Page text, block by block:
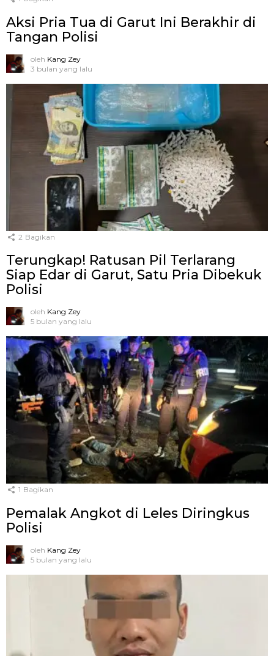
Aksi Pria Tua di Garut Ini Berakhir di
Tangan Polisi
oleh Kang Zey
3 bulan yang lalu
2 Bagikan
Terungkap! Ratusan Pil Terlarang
Siap Edar di Garut, Satu Pria Dibekuk
Polisi
oleh Kang Zey
5 bulan yang lalu
1 Bagikan
Pemalak Angkot di Leles Diringkus
Polisi
oleh Kang Zey
5 bulan yang lalu